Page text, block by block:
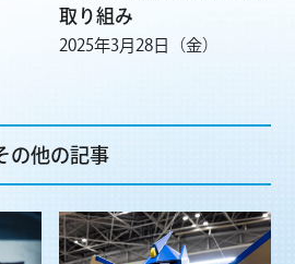
取り組み
2025年3月28日（金）
の他の記事